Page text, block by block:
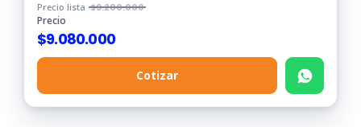
Precio lista $9.280.000
Precio
$9.080.000
Cotizar